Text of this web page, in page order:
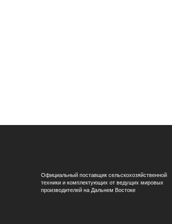
Официальный поставщик сельскохозяйственной
техники и комплектующих от ведущих мировых
производителей на Дальнем Востоке